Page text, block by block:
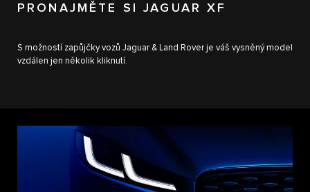
PRONAJMĚTE SI JAGUAR XF
S možností zapůjčky vozů Jaguar & Land Rover je váš vysněný model
vzdálen jen několik kliknutí.